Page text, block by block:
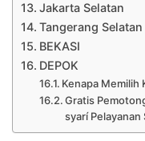
Jakarta Selatan
Tangerang Selatan
BEKASI
DEPOK
Kenapa Memilih
Gratis
syarí